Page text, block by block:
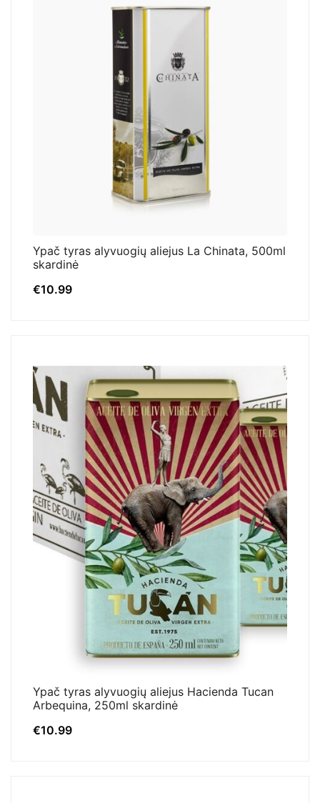
Ypač tyras alyvuogių aliejus La Chinata, 500ml
skardinė
€10.99
Ypač tyras alyvuogių aliejus Hacienda Tucan
Arbequina, 250ml skardinė
€10.99